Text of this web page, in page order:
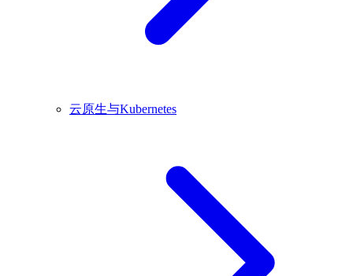
云原生与Kubernetes